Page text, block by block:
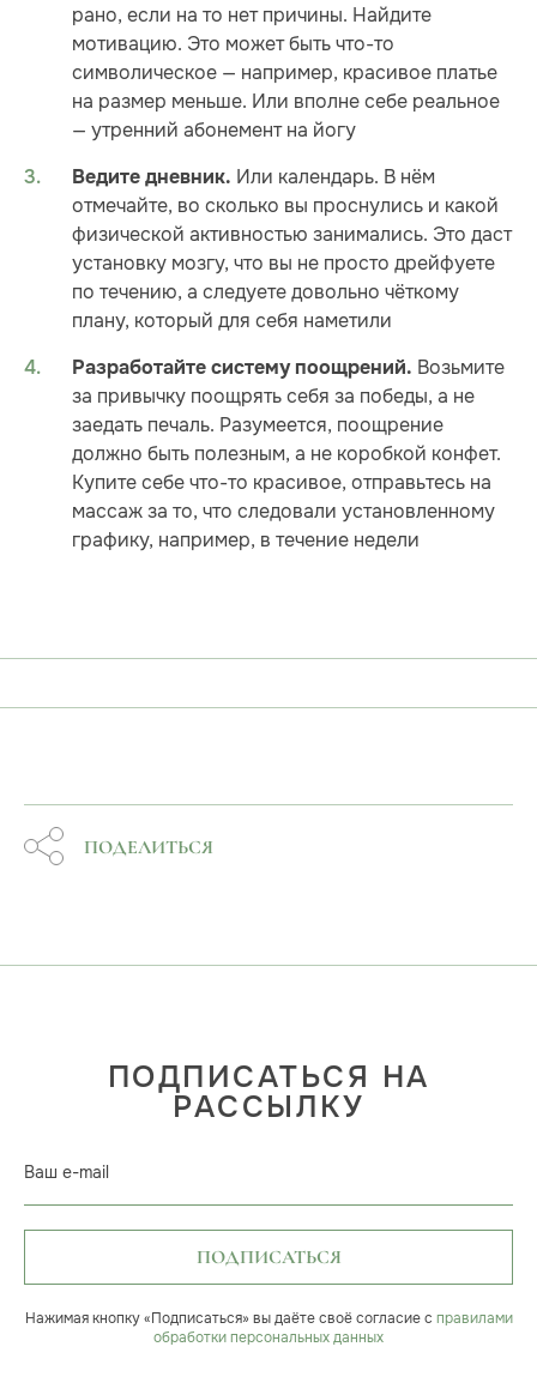
рано, если на то нет причины. Найдите
мотивацию. Это может быть что-то
символическое — например, красивое платье
на размер меньше. Или вполне себе реальное
— утренний абонемент на йогу
Ведите дневник. Или календарь. В нём
отмечайте, во сколько вы проснулись и какой
физической активностью занимались. Это даст
установку мозгу, что вы не просто дрейфуете
по течению, а следуете довольно чёткому
плану, который для себя наметили
Разработайте систему поощрений. Возьмите
за привычку поощрять себя за победы, а не
заедать печаль. Разумеется, поощрение
должно быть полезным, а не коробкой конфет.
Купите себе что-то красивое, отправьтесь на
массаж за то, что следовали установленному
графику, например, в течение недели
ПОДЕЛИТЬСЯ
ПОДПИСАТЬСЯ НА
РАССЫЛКУ
Ваш e-mail
ПОДПИСАТЬСЯ
Нажимая кнопку «Подписаться» вы даёте своё согласие с правилами
обработки персональных данных